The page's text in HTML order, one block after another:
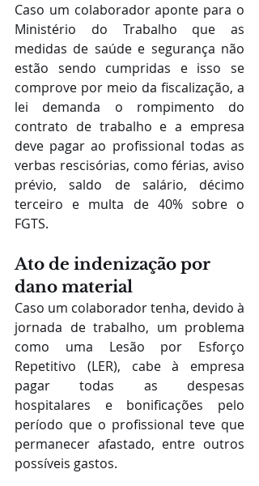
Caso um colaborador aponte para o
Ministério do Trabalho que as
medidas de saúde e segurança não
estão sendo cumpridas e isso se
comprove por meio da fiscalização, a
lei demanda o rompimento do
contrato de trabalho e a empresa
deve pagar ao profissional todas as
verbas rescisórias, como férias, aviso
prévio, saldo de salário, décimo
terceiro e multa de 40% sobre o
FGTS.
Ato de indenização por
dano material
Caso um colaborador tenha, devido à
jornada de trabalho, um problema
como uma Lesão por Esforço
Repetitivo (LER), cabe à empresa
pagar todas as despesas
hospitalares e bonificações pelo
período que o profissional teve que
permanecer afastado, entre outros
possíveis gastos.